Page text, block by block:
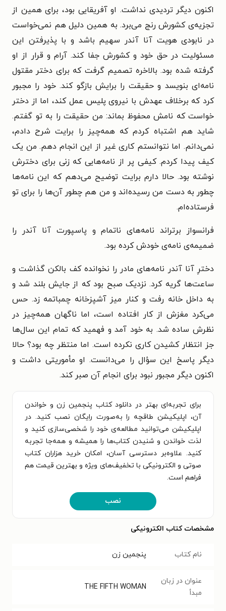
اکنون دیگر تردیدی نداشت. او آفریقایی بود، برای همین از
تجزیه‌ی کشورش رنج می‌برد. به همین دلیل هم نمی‌خواست
در نابودی هویت آنا آندر سهیم باشد و با پذیرفتن این
مسئولیت در حق خود و کشورش جفا کند. آرام و قرار از او
گرفته شده بود. بالاخره تصمیم گرفت که برای دختر مقتول
نامه‌ای بنویسد و حقیقت را برایش بازگو کند. خود را مجبور
کرد که برخلاف عهدش با نیروی پلیس عمل کند، اما از دختر
خواست که نامش محفوظ بماند: من حقیقت را به تو گفتم.
شاید هم اشتباهکردم که همه‌چیز را برایت شرح دادم،
نمی‌دانم. اما نتوانستم کاری غیر از این انجام دهم. من یک
کیف پیدا کردم. کیفی پر از نامه‌هایی که زنی برای دخترش
نوشته بود. حالا دارم برایت توضیح می‌دهم که این نامه‌ها
چطور به دست من رسیده‌اند و من هم چطور آن‌ها را برای تو
فرستاده‌ام.
فرانسواز برتراند نامه‌های ناتمام و پاسپورت آنا آندر را
ضمیمه‌ی نامه‌ی خودش کرده بود.
دخترِ آنا آندر نامه‌های مادر را نخوانده کف بالکن گذاشت و
ساعت‌ها گریه کرد. نزدیک صبح بود که از جایش بلند شد و
به داخل خانه رفت و کنار میز آشپزخانه چمباتمه زد. حس
می‌کرد مغزش از کار افتاده است، اما ناگهان همه‌چیز در
نظرش ساده شد. به خود آمد و فهمید که تمام این سال‌ها
جز انتظار کشیدن کاری نکرده است. اما منتظر چه بود؟ حالا
دیگر پاسخ این سؤال را می‌دانست. او مأموریتی داشت و
اکنون دیگر مجبور نبود برای انجام آن صبر کند.
برای تجربه‌ای بهتر در دانلود کتاب پنجمین زن و خواندن
آن، اپلیکیشن طاقچه را به‌صورت رایگان نصب کنید. در
اپلیکیشن می‌توانید مطالعه‌ی خود را شخصی‌سازی کنید و
لذت خواندن و شنیدن کتاب‌ها را همیشه و همه‌جا تجربه
کنید. علاوه‌بر دسترسی آسان، امکان خرید هزاران کتاب
صوتی و الکترونیکی با تخفیف‌های ویژه و بهترین قیمت هم
فراهم است.
نصب
مشخصات کتاب الکترونیکی
نام کتاب پنجمین زن
عنوان در زبان
مبدأ
THE FIFTH WOMAN